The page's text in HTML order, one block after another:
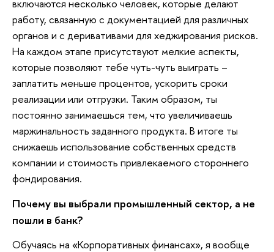
включаются несколько человек, которые делают
работу, связанную с документацией для различных
органов и с деривативами для хеджирования рисков.
На каждом этапе присутствуют мелкие аспекты,
которые позволяют тебе чуть-чуть выиграть –
заплатить меньше процентов, ускорить сроки
реализации или отгрузки. Таким образом, ты
постоянно занимаешься тем, что увеличиваешь
маржинальность заданного продукта. В итоге ты
снижаешь использование собственных средств
компании и стоимость привлекаемого стороннего
фондирования.
Почему вы выбрали промышленный сектор, а не
пошли в банк?
Обучаясь на «Корпоративных финансах», я вообще